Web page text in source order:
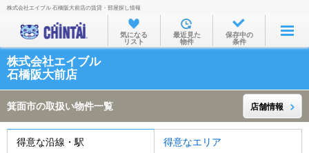
お部屋を探す
沿線・駅から
通勤通学時間から
物件特集から
株式会社エイブル 石橋阪大前店の賃貸・部屋探し情報
気になる
リスト
最近見た
物件
保存中の
条件
株式会社エイブル
石橋阪大前店
箕面市の取扱い物件一覧 店舗情報
得意な沿線・駅 得意なエリア